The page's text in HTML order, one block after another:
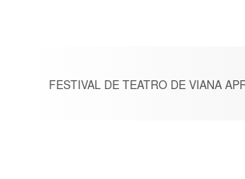
FESTIVAL DE TEATRO DE VIANA